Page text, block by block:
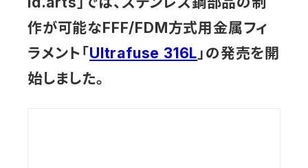
作が可能なFFF/FDM方式用金属フィ
ラメント「Ultrafuse 316L」の発売を開
始しました。